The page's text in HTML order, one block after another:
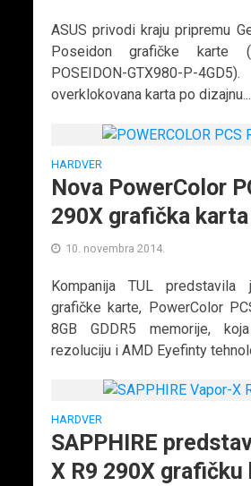
ASUS privodi kraju pripremu
Poseidon grafičke karte
POSEIDON-GTX980-P-
overklokovana karta po dizajnu...
HARDVER
Nova PowerColor
290X grafička karta
10. novembra 2014.
Kompanija TUL
grafičke karte, PowerColor
8GB GDDR5 memorije,
rezoluciju i AMD Eyefinty
HARDVER
SAPPHIRE
X R9 290X grafičku